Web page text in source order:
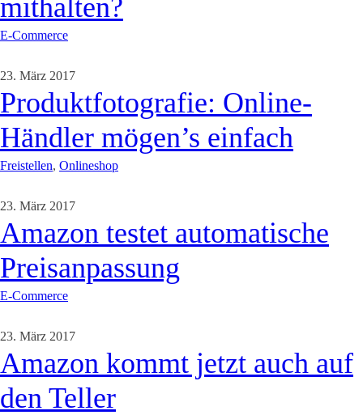
mithalten?
E-Commerce
23. März 2017
Produktfotografie: Online-
Händler mögen’s einfach
Freistellen, Onlineshop
23. März 2017
Amazon testet automatische
Preisanpassung
E-Commerce
23. März 2017
Amazon kommt jetzt auch auf
den Teller